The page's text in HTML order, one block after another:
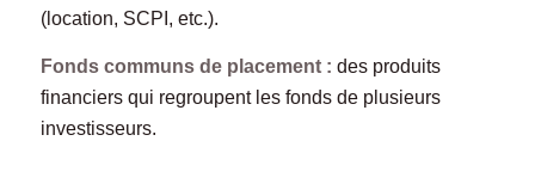
(location, SCPI, etc.).
Fonds communs de placement : des produits
financiers qui regroupent les fonds de plusieurs
investisseurs.